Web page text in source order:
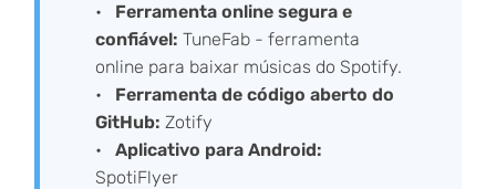
Ferramenta online segura e
confiável: TuneFab - ferramenta
online para baixar músicas do Spotify.
Ferramenta de código aberto do
GitHub: Zotify
Aplicativo para Android:
SpotiFlyer